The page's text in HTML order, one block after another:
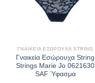
ΓΝΑΙΚΕΊΑ ΕΣΏΡΟΥΧΑ STRING
Γναικεία Εσώρουχα String
Strings Marie Jo 0621630
SAF Ύφασμα